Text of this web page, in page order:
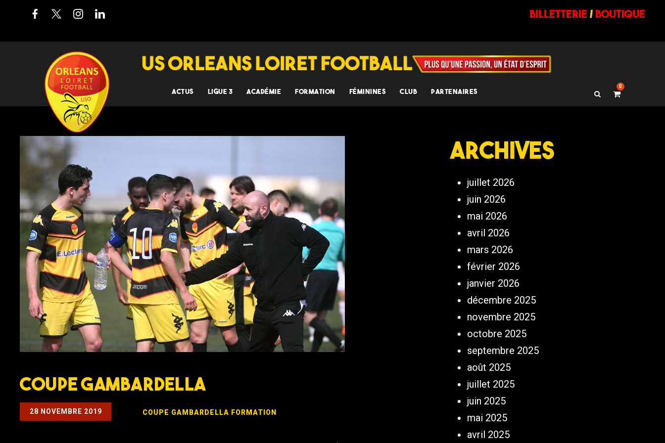
billetterie/ BOUTIQUE
ACTUS LIGUE 3 ACADÉMIE FORMATION FÉMININES CLUB PARTENAIRES
0
Coupe Gambardella
28 NOVEMBRE 2019 COUPE GAMBARDELLA FORMATION
Archives
juillet 2026
juin 2026
mai 2026
avril 2026
mars 2026
février 2026
janvier 2026
décembre 2025
novembre 2025
octobre 2025
septembre 2025
août 2025
juillet 2025
juin 2025
mai 2025
avril 2025